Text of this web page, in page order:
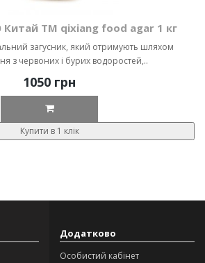
Китай ТМ qixiang food agar 1 кг
загусник, який отримують шляхом
з червоних і бурих водоростей,..
1050 грн
Купити в 1 клік
Додатково
Особистий кабінет